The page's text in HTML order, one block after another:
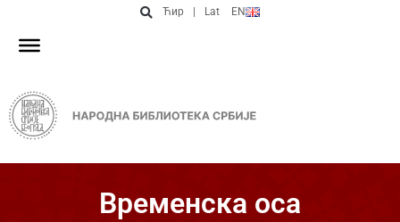
Ћир Lat EN
Временска оса